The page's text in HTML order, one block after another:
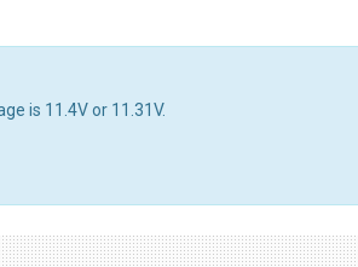
is 11.4V or 11.31V.